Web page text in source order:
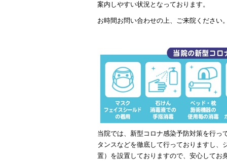
案内しやすい状況となっております。
お時間お問い合わせの上、ご来院ください。
当院では、新型コロナ感染予防対策を行っ
タンスなどを徹底して行っておりますし
置）を設置しておりますので、安心してお